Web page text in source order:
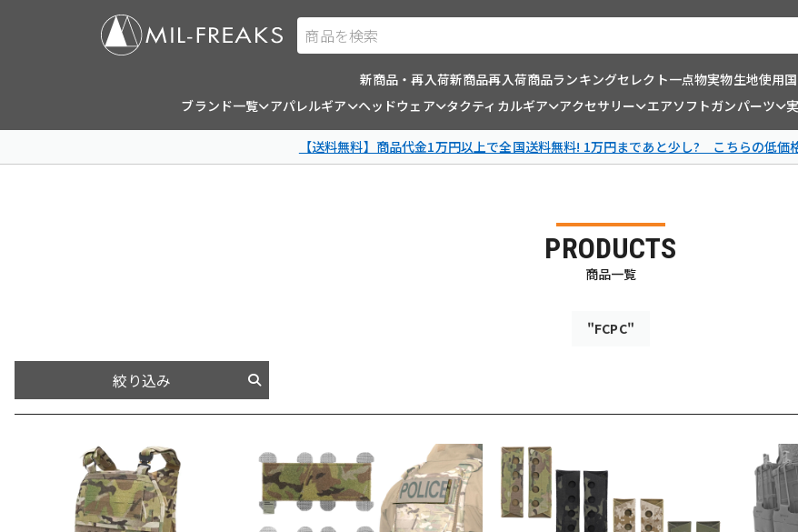
商品を検索
新商品・再入荷新商品再入荷商品ランキングセレクト一点物実物生地使用
ブランド一覧
アパレルギア ヘッドウェア タクティカルギア アクセサリー エアソフトガンパーツ
【送料無料】商品代金1万円以上で全国送料無料! 1万円まであと少し? こちらの低価
PRODUCTS
商品一覧
"FCPC"
絞り込み